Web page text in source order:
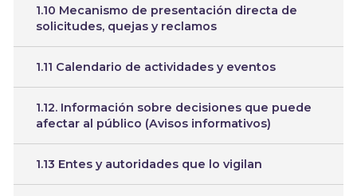
1.10 Mecanismo de presentación directa de
solicitudes, quejas y reclamos
1.11 Calendario de actividades y eventos
1.12. Información sobre decisiones que puede
afectar al público (Avisos informativos)
1.13 Entes y autoridades que lo vigilan